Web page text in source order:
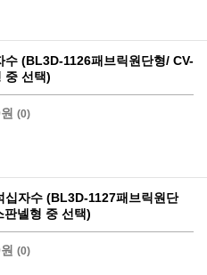
수 (BL3D-1126패브릭원단형/ CV-
중 선택)
(0)
십자수 (BL3D-1127패브릭원단
판넬형 중 선택)
(0)